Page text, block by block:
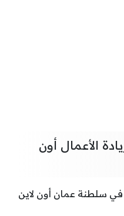
الأعمال أون
في سلطنة عمان أون لاين